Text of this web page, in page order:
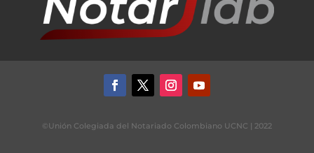
©Unión Colegiada del Notariado Colombiano UCNC | 2022